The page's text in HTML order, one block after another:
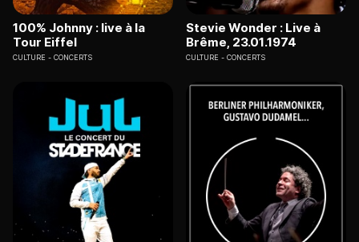
100% Johnny : live à la
Tour Eiffel
CULTURE CONCERTS
Stevie Wonder : Live à
Brême, 23.01.1974
CULTURE CONCERTS